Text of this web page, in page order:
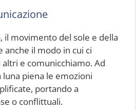
il movimento del sole e della
anche il modo in cui ci
e comunicchiamo. Ad
piena le emozioni
portando a
o conflittuali.